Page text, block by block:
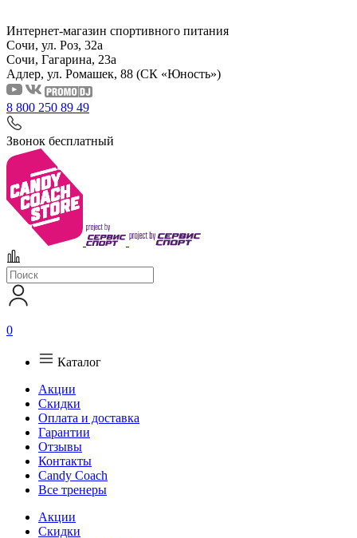
Интернет-магазин спортивного питания
Сочи, ул. Роз, 32а
Сочи, Гагарина, 23а
Адлер, ул. Ромашек, 88 (СК «Юность»)
8 800 250 89 49
Звонок бесплатный
0
Каталог
Акции
Скидки
Оплата и доставка
Гарантии
Отзывы
Контакты
Candy Coach
Все тренеры
Акции
Скидки